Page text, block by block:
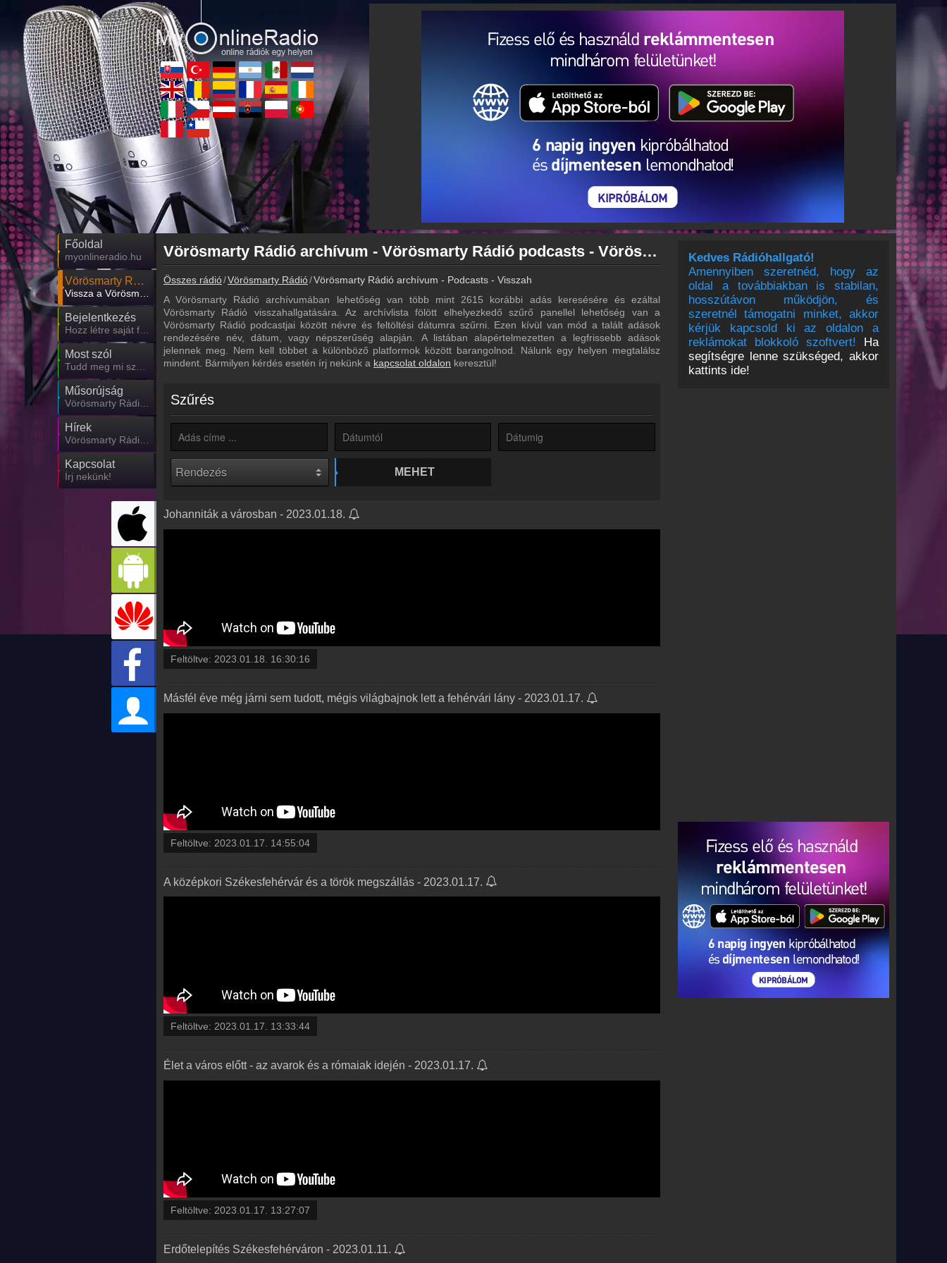
Főoldal
myonlineradio.hu
Vörösmarty Rádió
Bejelentkezés
Most szól
Műsorújság
Hírek
Kapcsolat
Írj nekünk!
Kedves Rádióhallgató!
Amennyiben szeretnéd, hogy az
oldal a továbbiakban is stabilan,
hosszútávon működjön, és
szeretnél támogatni minket, akkor
kérjük kapcsold ki az oldalon a
reklámokat blokkoló szoftvert! Ha
segítségre lenne szükséged, akkor
kattints ide!
Vörösmarty Rádió archívum - Vörösmarty Rádió podcasts - Vörösmarty Rádió visszahallgatás
Összes rádió Vörösmarty Rádió Vörösmarty Rádió archívum - Podcasts - Visszahallgatás
A Vörösmarty Rádió archívumában lehetőség van több mint 2615 korábbi adás keresésére és ezáltal
Vörösmarty Rádió visszahallgatására. Az archívlista fölött elhelyezkedő szűrő panellel lehetőség van a
Vörösmarty Rádió podcastjai között névre és feltöltési dátumra szűrni. Ezen kívül van mód a talált adások
rendezésére név, dátum, vagy népszerűség alapján. A listában alapértelmezetten a legfrissebb adások
jelennek meg. Nem kell többet a különböző platformok között barangolnod. Nálunk egy helyen megtalálsz
mindent. Bármilyen kérdés esetén írj nekünk a kapcsolat oldalon keresztül!
Szűrés
MEHET
Johanniták a városban - 2023.01.18.
Feltöltve: 2023.01.18. 16:30:16
Másfél éve még járni sem tudott, mégis világbajnok lett a fehérvári lány - 2023.01.17.
Feltöltve: 2023.01.17. 14:55:04
A középkori Székesfehérvár és a török megszállás - 2023.01.17.
Feltöltve: 2023.01.17. 13:33:44
Élet a város előtt - az avarok és a rómaiak idején - 2023.01.17.
Feltöltve: 2023.01.17. 13:27:07
Erdőtelepítés Székesfehérváron - 2023.01.11.